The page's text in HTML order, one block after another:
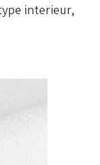
interieur,